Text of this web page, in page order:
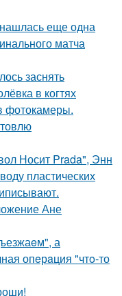
еще одна
матча
заснять
в когтях
фотокамеры.
Носит Prada", Энн
пластических
Ане
а
опeрaция "чтo-то